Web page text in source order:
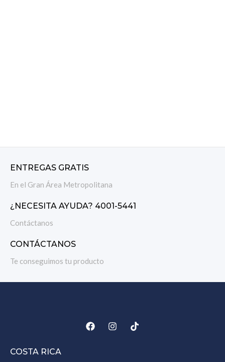
ENTREGAS GRATIS
En el Gran Área Metropolitana
¿NECESITA AYUDA? 4001-5441
Contáctanos
CONTÁCTANOS
Te conseguimos tu producto
COSTA RICA